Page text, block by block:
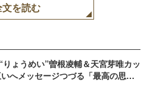
文を読む
りょうめい”曽根凌輔＆天宮芽唯カッ
へメッセージつづる「最高の思い